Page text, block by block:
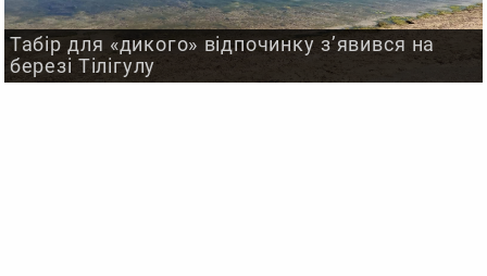
Табір для «дикого» відпочинку з’явився на
березі Тілігулу